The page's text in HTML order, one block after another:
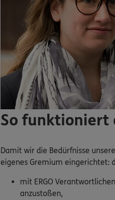
So funktioniert
Damit wir die Bedürfnisse
eigenes Gremium eingerichtet:
mit ERGO
anzustoßen,